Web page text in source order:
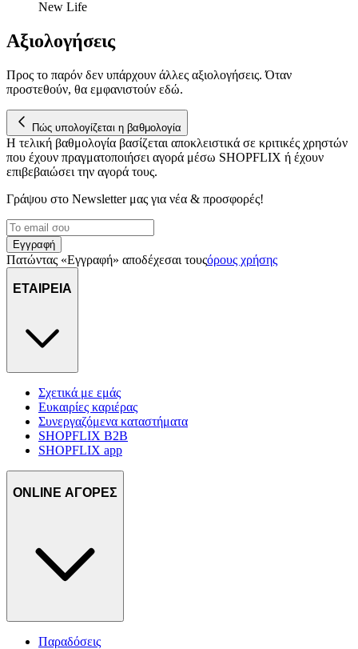
New Life
Αξιολογήσεις
Προς το παρόν δεν υπάρχουν άλλες αξιολογήσεις. Όταν
προστεθούν, θα εμφανιστούν εδώ.
Πώς υπολογίζεται η βαθμολογία
Η τελική βαθμολογία βασίζεται αποκλειστικά σε κριτικές χρηστών
που έχουν πραγματοποιήσει αγορά μέσω SHOPFLIX ή έχουν
επιβεβαιώσει την αγορά τους.
Γράψου στο Νewsletter μας για νέα & προσφορές!
Εγγραφή
Πατώντας «Εγγραφή» αποδέχεσαι τουςόρους χρήσης
ΕΤΑΙΡΕΙΑ
Σχετικά με εμάς
Ευκαιρίες καριέρας
Συνεργαζόμενα καταστήματα
SHOPFLIX B2B
SHOPFLIX app
ONLINE ΑΓΟΡΕΣ
Παραδόσεις